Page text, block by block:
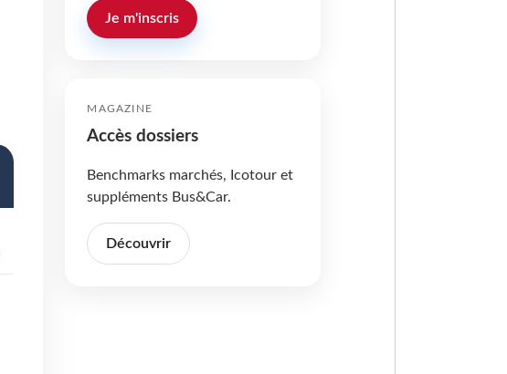
Je m'inscris
MAGAZINE
Accès dossiers
Benchmarks marchés, Icotour et
suppléments Bus&Car.
Découvrir